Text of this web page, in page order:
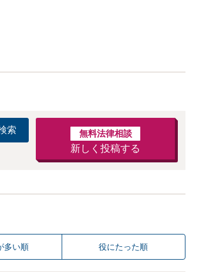
索 無料法律相談
新しく投稿する
多い順 役にたった順